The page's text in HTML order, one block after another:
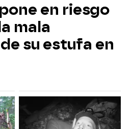
en riesgo
mala
su estufa en